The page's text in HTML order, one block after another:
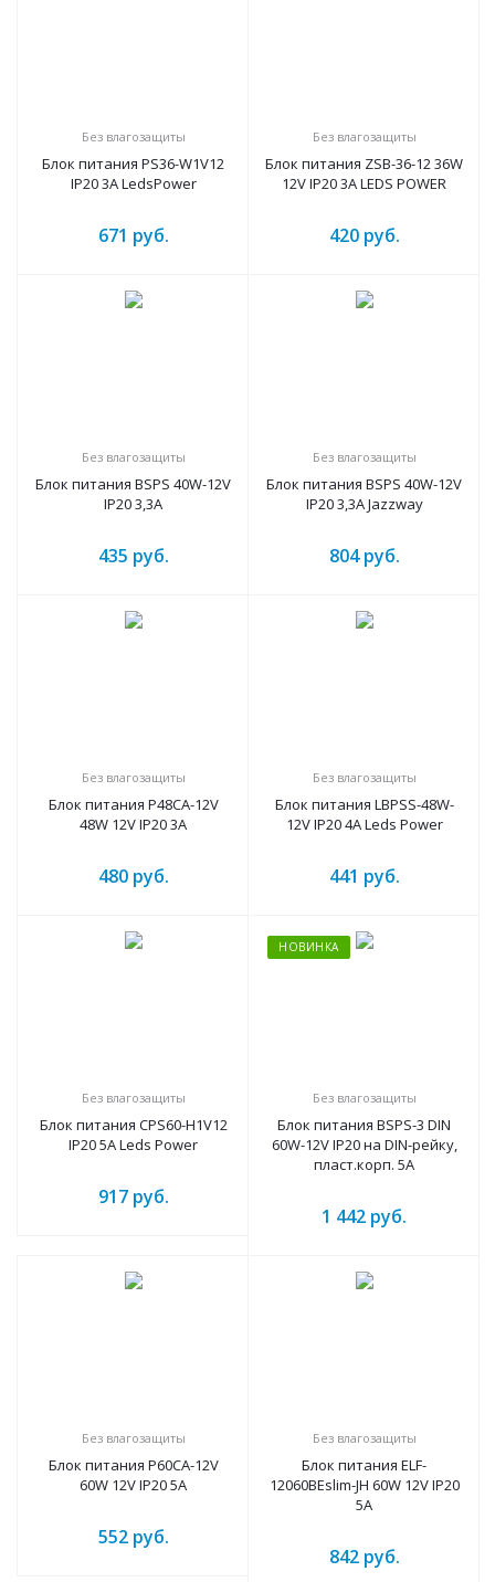
Без влагозащиты
Блок питания PS36-W1V12
IP20 3A LedsPower
671 руб.
Без влагозащиты
Блок питания ZSB-36-12 36W
12V IP20 3A LEDS POWER
420руб.
Без влагозащиты
Блок питания BSPS 40W-12V
IP20 3,3A
435 руб.
Без влагозащиты
Блок питания BSPS 40W-12V
IP20 3,3A Jazzway
804руб.
Без влагозащиты
Блок питания P48CA-12V
48W 12V IP20 3A
480руб.
Без влагозащиты
Блок питания LBPSS-48W-
12V IP20 4A Leds Power
441 руб.
Без влагозащиты
Блок питания CPS60-H1V12
IP20 5A Leds Power
917руб.
НОВИНКА
Без влагозащиты
Блок питания BSPS-3 DIN
60W-12V IP20 на DIN-рейку,
пласт.корп. 5А
1 442 руб.
Без влагозащиты
Блок питания P60CA-12V
60W 12V IP20 5A
552руб.
Без влагозащиты
Блок питания ELF-
12060BEslim-JH 60W 12V IP20
5A
842руб.